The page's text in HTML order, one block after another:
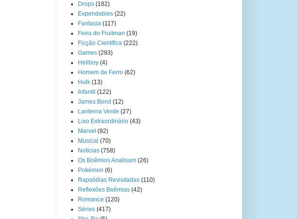
Drops (182)
Expendables (22)
Fantasia (117)
Feira do Fruitman (19)
Ficção Científica (222)
Games (293)
Hellboy (4)
Homem de Ferro (62)
Hulk (13)
Infantil (122)
James Bond (12)
Lanterna Verde (27)
Lixo Extraordinário (43)
Marvel (92)
Musical (70)
Notícias (758)
Os Boêmios Analisam (26)
Pokémon (6)
Rapsódias Revisitadas (110)
Reflexões Boêmias (42)
Romance (120)
Séries (417)